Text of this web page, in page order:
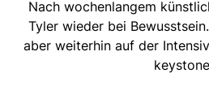
Nach wochenlangem
Tyler wieder bei
aber weiterhin auf der
keystone